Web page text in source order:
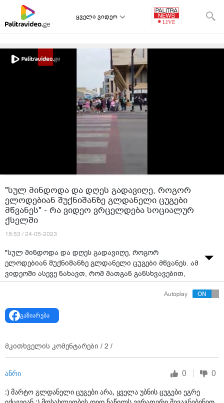
ყველა ვიდეო
"სულ მინდოდა და დღეს გადავიღე, როგორ
ელოდებიან შუქნიშანზე გლდანელი ცუგები
მწვანეს" - რა ვიდეო ვრცელდება სოციალურ
ქსელში
18:53 / 24-05-2023
"სულ მინდოდა და დღეს გადავიღე, როგორ
ელოდებიან შუქნიშანზე გლდანელი ცუგები მწვანეს. ამ
ვიდეოში ასევე ნახავთ, რომ მათგან განსხვავებით,
ზოგიერთმა ადამიანმა ვერ ისწავლა შუქნიშანზე
გადასვლა", - წერს ჟურნალისტი მერაბ მეტრეველი და
ვიდეო: მერაბ მეტრეველი
Autoplay
გაზიარება
მკითხველის კომენტარები / 2 /
ანრი 0 0
:) მარტო გლდანელი ცუგები არა, ყველა უბნის ცუგები ეგრე